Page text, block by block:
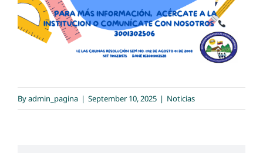
Byadmin_pagina | September 10, 2025 | Noticias